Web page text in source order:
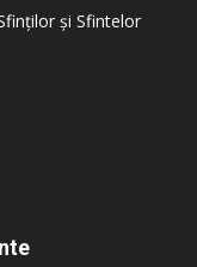
și Sfintelor